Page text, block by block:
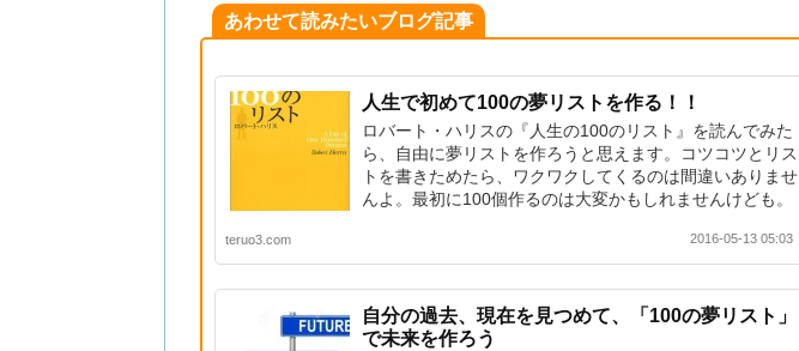
あわせて読みたいブログ記事
人生で初めて100の夢リストを作る！！
ロバート・ハリスの『人生の100のリスト』を読んでみた
ら、自由に夢リストを作ろうと思えます。コツコツとリス
トを書きためたら、ワクワクしてくるのは間違いありませ
んよ。最初に100個作るのは大変かもしれませんけども。
teruo3.com 2016-05-13 05:03
自分の過去、現在を見つめて、「100の夢リスト」
で未来を作ろう